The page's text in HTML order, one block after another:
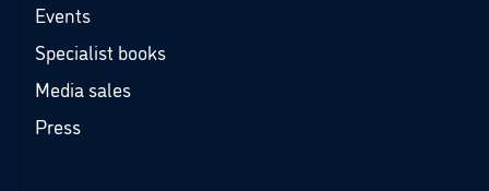
Events
Specialist books
Media sales
Press